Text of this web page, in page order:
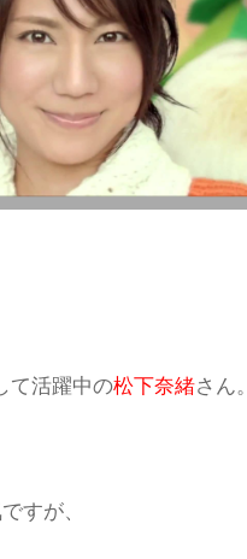
て活躍中の松下奈緒さん。
すが、